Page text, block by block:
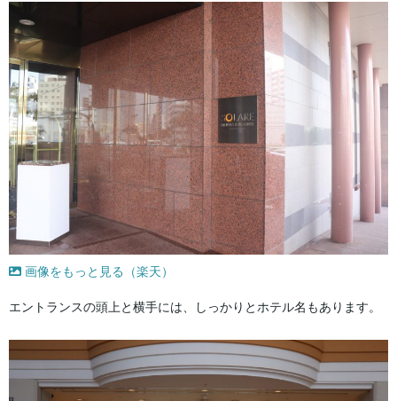
画像をもっと見る（楽天）
エントランスの頭上と横手には、しっかりとホテル名もあります。